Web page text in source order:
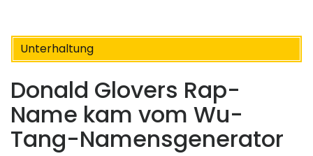
Unterhaltung
Donald Glovers Rap-
Name kam vom Wu-
Tang-Namensgenerator